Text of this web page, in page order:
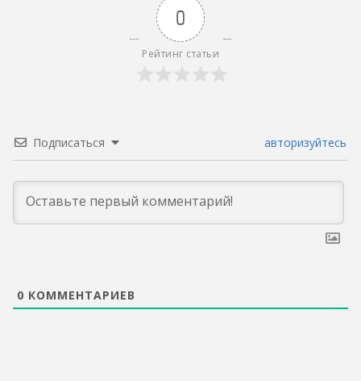
0
Рейтинг статьи
Подписаться авторизуйтесь
0 КОММЕНТАРИЕВ